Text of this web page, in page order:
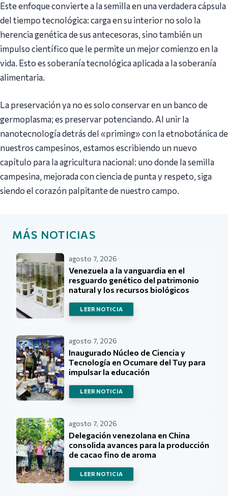
Este enfoque convierte a la semilla en una verdadera cápsula
del tiempo tecnológica: carga en su interior no solo la
herencia genética de sus antecesoras, sino también un
impulso científico que le permite un mejor comienzo en la
vida. Esto es soberanía tecnológica aplicada a la soberanía
alimentaria.
La preservación ya no es solo conservar en un banco de
germoplasma; es preservar potenciando. Al unir la
nanotecnología detrás del «priming» con la etnobotánica de
nuestros campesinos, estamos escribiendo un nuevo
capítulo para la agricultura nacional: uno donde la semilla
campesina, mejorada con ciencia de punta y respeto, siga
siendo el corazón palpitante de nuestro campo.
MÁS NOTICIAS
agosto 7, 2026
Venezuela a la vanguardia en el
resguardo genético del patrimonio
natural y los recursos biológicos
LEER NOTICIA
agosto 7, 2026
Inaugurado Núcleo de Ciencia y
Tecnología en Ocumare del Tuy para
impulsar la educación
LEER NOTICIA
agosto 7, 2026
Delegación venezolana en China
consolida avances para la producción
de cacao fino de aroma
LEER NOTICIA